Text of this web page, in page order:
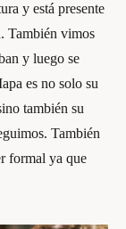
y está presente
También vimos
y luego se
es no solo su
también su
También
formal ya que